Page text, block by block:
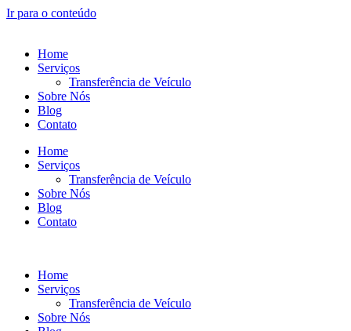
Ir para o conteúdo
Home
Serviços
Transferência de Veículo
Sobre Nós
Blog
Contato
Home
Serviços
Transferência de Veículo
Sobre Nós
Blog
Contato
Home
Serviços
Transferência de Veículo
Sobre Nós